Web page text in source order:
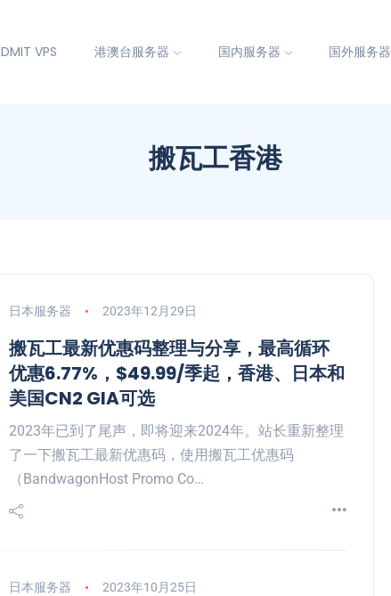
DMIT VPS 港澳台服务器 国内服务器 国外服务器
搬瓦工香港
日本服务器 2023年12月29日
搬瓦工最新优惠码整理与分享，最高循环
优惠6.77%，$49.99/季起，香港、日本和
美国CN2 GIA可选
2023年已到了尾声，即将迎来2024年。站长重新整理
了一下搬瓦工最新优惠码，使用搬瓦工优惠码
（BandwagonHost Promo Co…
日本服务器 2023年10月25日